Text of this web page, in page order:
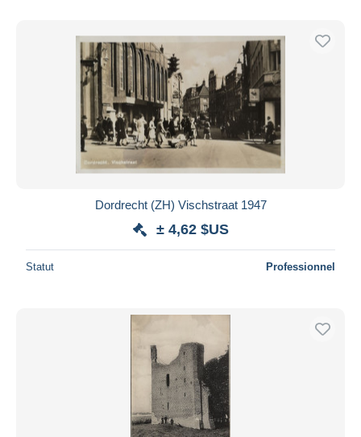
Dordrecht (ZH) Vischstraat 1947
± 4,62 $US
Statut Professionnel